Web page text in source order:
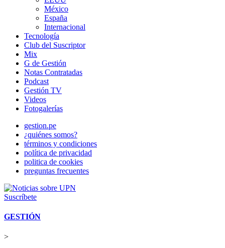
México
España
Internacional
Tecnología
Club del Suscriptor
Mix
G de Gestión
Notas Contratadas
Podcast
Gestión TV
Videos
Fotogalerías
gestion.pe
¿quiénes somos?
términos y condiciones
política de privacidad
politica de cookies
preguntas frecuentes
Suscríbete
GESTIÓN
>